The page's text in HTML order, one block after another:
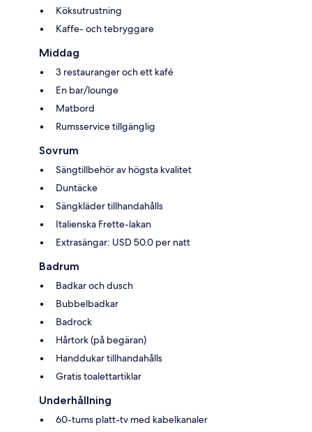
Köksutrustning
Kaffe- och tebryggare
Middag
3 restauranger och ett kafé
En bar/lounge
Matbord
Rumsservice tillgänglig
Sovrum
Sängtillbehör av högsta kvalitet
Duntäcke
Sängkläder tillhandahålls
Italienska Frette-lakan
Extrasängar: USD 50.0 per natt
Badrum
Badkar och dusch
Bubbelbadkar
Badrock
Hårtork (på begäran)
Handdukar tillhandahålls
Gratis toalettartiklar
Underhållning
60-tums platt-tv med kabelkanaler